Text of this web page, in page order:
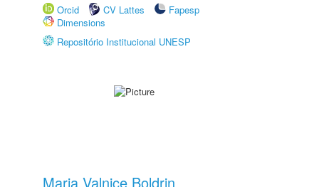
Orcid
CV Lattes
Fapesp
Dimensions
Repositório Institucional UNESP
Maria Valnice Boldrin